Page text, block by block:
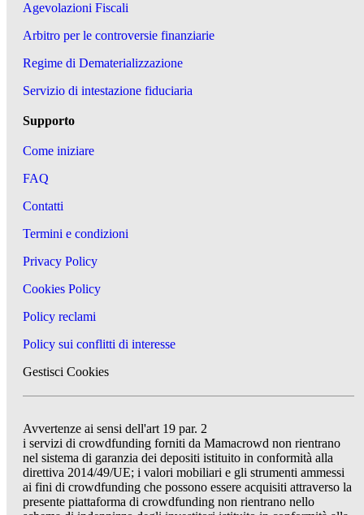
Agevolazioni Fiscali
Arbitro per le controversie finanziarie
Regime di Dematerializzazione
Servizio di intestazione fiduciaria
Supporto
Come iniziare
FAQ
Contatti
Termini e condizioni
Privacy Policy
Cookies Policy
Policy reclami
Policy sui conflitti di interesse
Gestisci Cookies
Avvertenze ai sensi dell'art 19 par. 2
i servizi di crowdfunding forniti da Mamacrowd non rientrano
nel sistema di garanzia dei depositi istituito in conformità alla
direttiva 2014/49/UE; i valori mobiliari e gli strumenti ammessi
ai fini di crowdfunding che possono essere acquisiti attraverso la
presente piattaforma di crowdfunding non rientrano nello